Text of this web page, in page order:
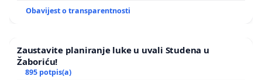
Obavijest o transparentnosti
Zaustavite planiranje luke u uvali Studena u
Žaboriću!
895 potpis(a)